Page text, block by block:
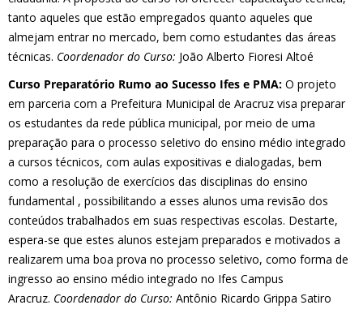
tanto aqueles que estão empregados quanto aqueles que
almejam entrar no mercado, bem como estudantes das áreas
técnicas. Coordenador do Curso: João Alberto Fioresi Altoé
Curso Preparatório Rumo ao Sucesso Ifes e PMA: O projeto
em parceria com a Prefeitura Municipal de Aracruz visa preparar
os estudantes da rede pública municipal, por meio de uma
preparação para o processo seletivo do ensino médio integrado
a cursos técnicos, com aulas expositivas e dialogadas, bem
como a resolução de exercícios das disciplinas do ensino
fundamental , possibilitando a esses alunos uma revisão dos
conteúdos trabalhados em suas respectivas escolas. Destarte,
espera-se que estes alunos estejam preparados e motivados a
realizarem uma boa prova no processo seletivo, como forma de
ingresso ao ensino médio integrado no Ifes Campus
Aracruz. Coordenador do Curso: Antônio Ricardo Grippa Satiro